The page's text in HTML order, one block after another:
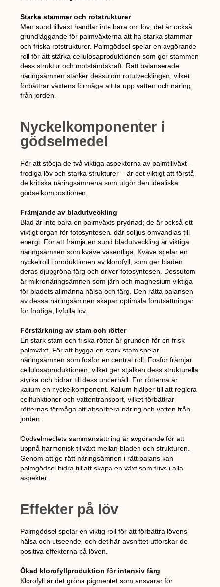
Starka stammar och rotstrukturer
Men sund tillväxt handlar inte bara om löv; det är också
grundläggande för palmväxterna att ha starka stammar
och friska rotstrukturer. Palmgödsel spelar en avgörande
roll för att stärka cellulosaproduktionen som ger stammen
dess struktur och motståndskraft. Rätt balanserade
näringsämnen stärker dessutom rotutvecklingen, vilket
förbättrar växtens förmåga att ta upp vatten och näring
från jorden.
Nyckelkomponenter i
gödselmedel
För att stödja de två viktiga aspekterna av palmtillväxt –
frodiga löv och starka strukturer – är det viktigt att förstå
de kritiska näringsämnena som utgör den idealiska
gödselkompositionen.
Främjande av bladutveckling
Blad är inte bara en palmväxts prydnad; de är också ett
viktigt organ för fotosyntesen, där solljus omvandlas till
energi. För att främja en sund bladutveckling är viktiga
näringsämnen som kväve väsentliga. Kväve spelar en
nyckelroll i produktionen av klorofyll, som ger bladen
deras djupgröna färg och driver fotosyntesen. Dessutom
är mikronäringsämnen som järn och magnesium viktiga
för bladets allmänna hälsa och färg. Den rätta balansen
av dessa näringsämnen skapar optimala förutsättningar
för frodiga, livfulla löv.
Förstärkning av stam och rötter
En stark stam och friska rötter är grunden för en frisk
palmväxt. För att bygga en stark stam spelar
näringsämnen som fosfor en central roll. Fosfor främjar
cellulosaproduktionen, vilket ger stjälken dess strukturella
styrka och bidrar till dess underhåll. För rötterna är
kalium en nyckelkomponent. Kalium hjälper till att reglera
cellfunktioner och vattentransport, vilket förbättrar
rötternas förmåga att absorbera näring och vatten från
jorden.
Gödselmedlets sammansättning är avgörande för att
uppnå harmonisk tillväxt mellan bladen och strukturen.
Genom att ge rätt näringsämnen i rätt balans kan
palmgödsel bidra till att skapa en växt som trivs i alla
aspekter.
Effekter på löv
Palmgödsel spelar en viktig roll för att förbättra lövens
hälsa och utseende, och det här avsnittet utforskar de
positiva effekterna på löven.
Ökad klorofyllproduktion för intensiv färg
Klorofyll är det gröna pigmentet som ansvarar för